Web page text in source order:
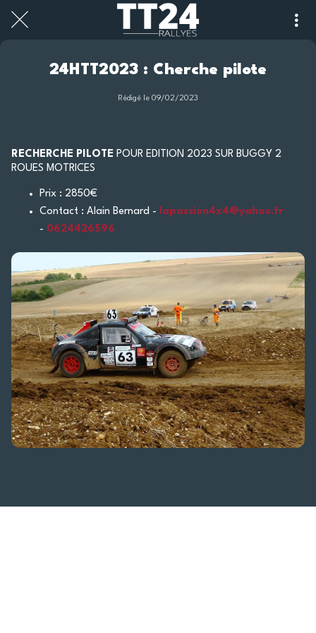
24HTT2023 : Cherche pilote
Rédigé le 09/02/2023
RECHERCHE PILOTE POUR EDITION 2023 SUR BUGGY 2
ROUES MOTRICES
Prix : 2850€
Contact : Alain Bernard -
lapassion4x4@yahoo.fr
- 0624426596